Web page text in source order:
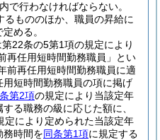
で行わなければならない。
るもののほか、職員の昇給に
める。
22条の5第1項の規定により
再任用短時間勤務職員」とい
前再任用短時間勤務職員に適
短時間勤務職員の項に掲げ
第2項の規定により当該定年
る職務の級に応じた額に、
定により定められた当該定年
務時間を同条第1項に規定する